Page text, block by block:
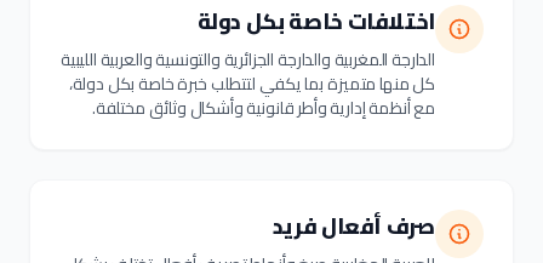
اختلافات خاصة بكل دولة
الدارجة المغربية والدارجة الجزائرية والتونسية والعربية الليبية
كل منها متميزة بما يكفي لتتطلب خبرة خاصة بكل دولة،
مع أنظمة إدارية وأطر قانونية وأشكال وثائق مختلفة.
صرف أفعال فريد